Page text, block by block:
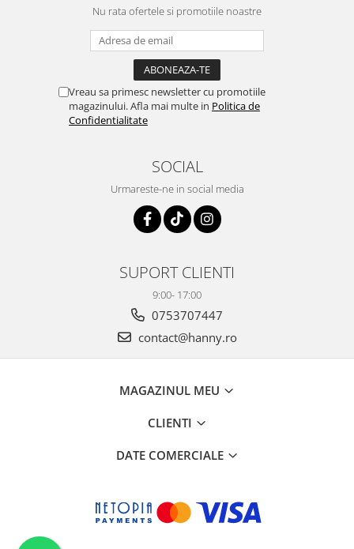
Nu rata ofertele si promotiile noastre
Vreau sa primesc newsletter cu promotiile
magazinului. Afla mai multe in Politica de
Confidentialitate
SOCIAL
Urmareste-ne in social media
SUPORT CLIENTI
9:00- 17:00
0753707447
contact@hanny.ro
MAGAZINUL MEU
CLIENTI
DATE COMERCIALE